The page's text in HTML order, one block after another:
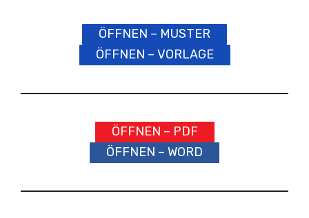
ÖFFNEN – MUSTER
ÖFFNEN – VORLAGE
ÖFFNEN – PDF
ÖFFNEN – WORD